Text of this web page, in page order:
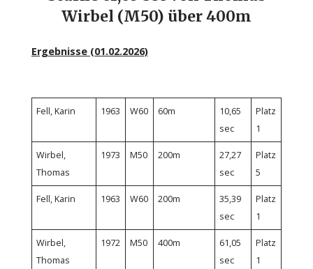
Wirbel (M50) über 400m
Ergebnisse (01.02.2026)
Fell, Karin 1963 W60 60m
10,65
sec
Platz
1
Wirbel,
Thomas
1973 M50 200m
27,27
sec
Platz
5
Fell, Karin 1963 W60 200m
35,39
sec
Platz
1
Wirbel,
Thomas
1972 M50 400m
61,05
sec
Platz
1